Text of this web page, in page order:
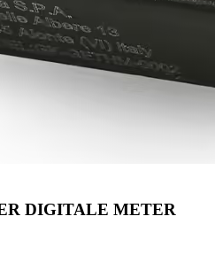
DIGITALE METER